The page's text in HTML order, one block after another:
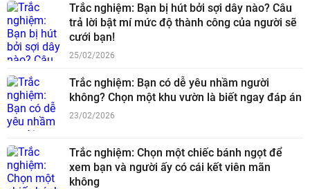
Trắc nghiệm: Bạn bị hút bởi sợi dây nào? Câu
trả lời bật mí mức độ thành công của người sẽ
cưới bạn!
25/02/2026
Trắc nghiệm: Bạn có dễ yêu nhầm người
không? Chọn một khu vườn là biết ngay đáp án
23/02/2026
Trắc nghiệm: Chọn một chiếc bánh ngọt để
xem bạn và người ấy có cái kết viên mãn
không